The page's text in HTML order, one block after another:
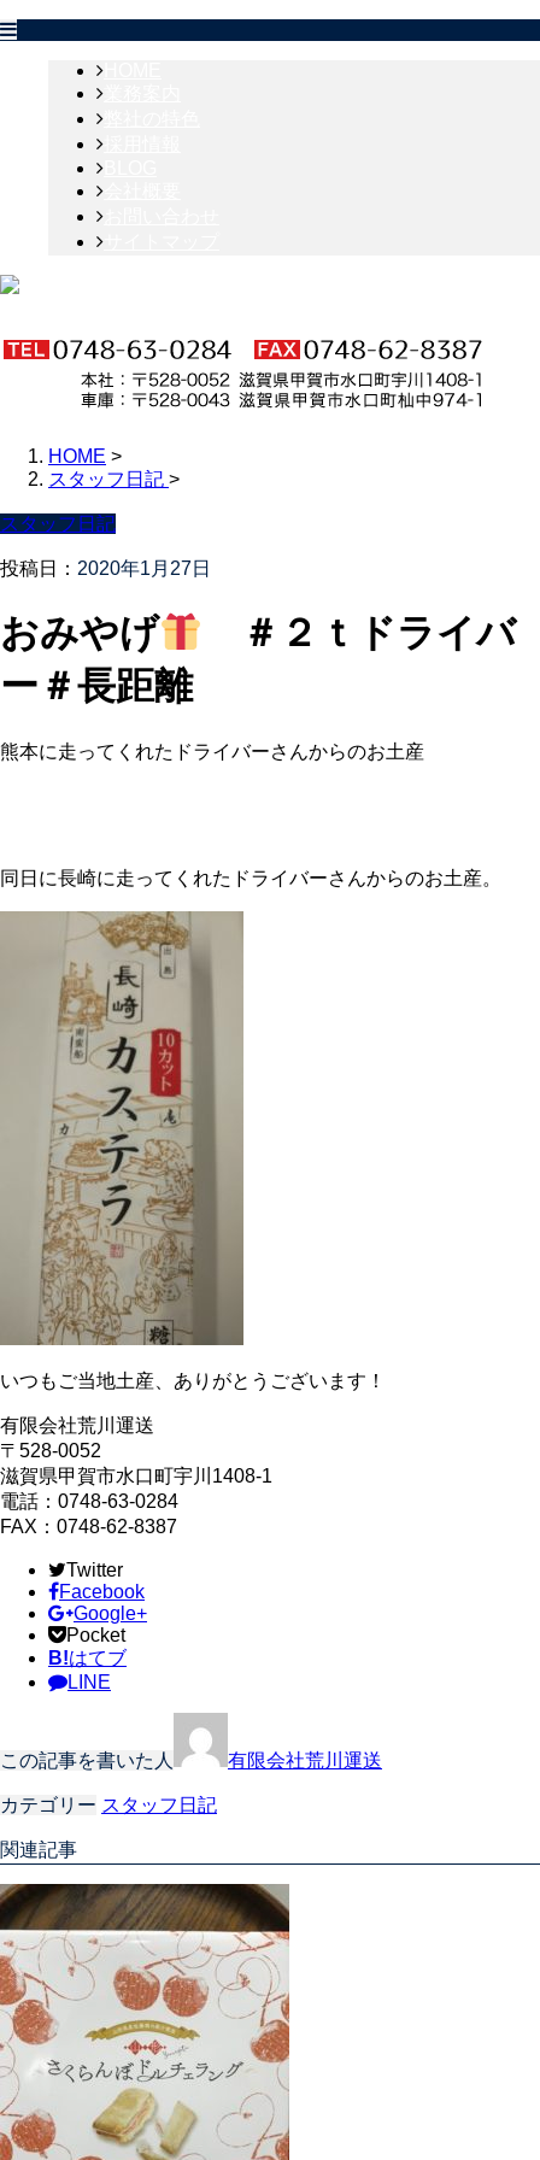
HOME >
スタッフ日記 >
スタッフ日記
投稿日： 2020年1月27日
おみやげ
＃２ｔドライバ
ー＃長距離
熊本に走ってくれたドライバーさんからのお土産
同日に長崎に走ってくれたドライバーさんからのお土産。
いつもご当地土産、ありがとうございます！
有限会社荒川運送
〒528-0052
滋賀県甲賀市水口町宇川1408-1
電話：0748-63-0284
FAX：0748-62-8387
Twitter
Facebook
Google+
Pocket
B!はてブ
LINE
この記事を書いた人 有限会社荒川運送
カテゴリー スタッフ日記
関連記事